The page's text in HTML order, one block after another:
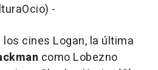
-
los cines Logan, la última
como Lobezno